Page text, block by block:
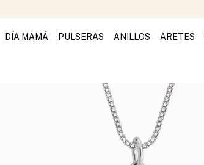
DÍA MAMÁ PULSERAS ANILLOS ARETES